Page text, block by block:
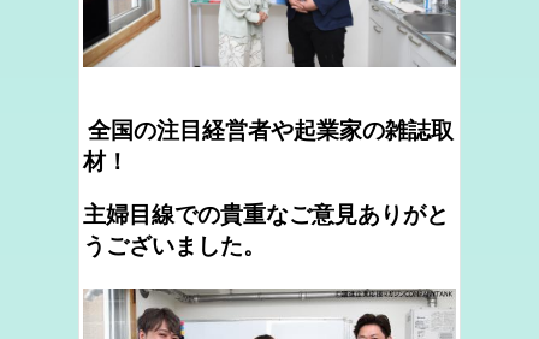
全国の注目経営者や起業家の雑誌取
材！
主婦目線での貴重なご意見ありがと
うございました。